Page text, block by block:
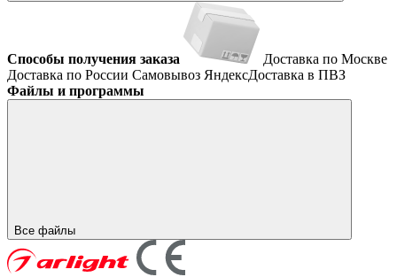
Способы получения заказа
Доставка по Москве
Доставка по России Самовывоз ЯндексДоставка в ПВЗ
Файлы и программы
Все файлы